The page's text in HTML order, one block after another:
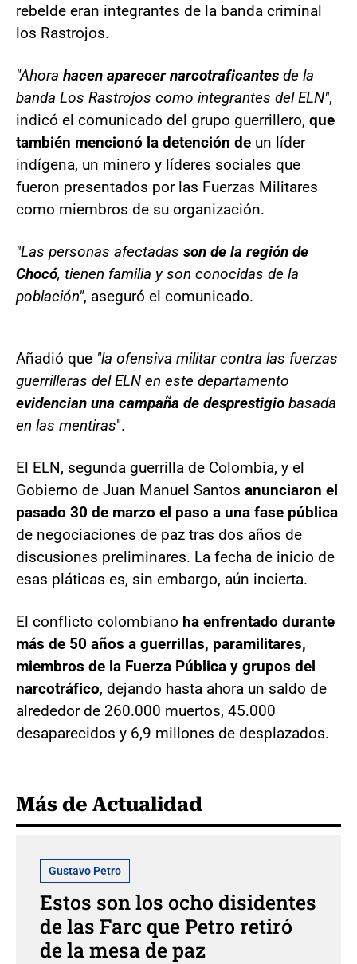
rebelde eran integrantes de la banda criminal
los Rastrojos.
"Ahora hacen aparecer narcotraficantes de la
banda Los Rastrojos como integrantes del ELN",
indicó el comunicado del grupo guerrillero, que
también mencionó la detención de un líder
indígena, un minero y líderes sociales que
fueron presentados por las Fuerzas Militares
como miembros de su organización.
"Las personas afectadas son de la región de
Chocó, tienen familia y son conocidas de la
población", aseguró el comunicado.
Añadió que "la ofensiva militar contra las fuerzas
guerrilleras del ELN en este departamento
evidencian una campaña de desprestigio basada
en las mentiras".
El ELN, segunda guerrilla de Colombia, y el
Gobierno de Juan Manuel Santos anunciaron el
pasado 30 de marzo el paso a una fase pública
de negociaciones de paz tras dos años de
discusiones preliminares. La fecha de inicio de
esas pláticas es, sin embargo, aún incierta.
El conflicto colombiano ha enfrentado durante
más de 50 años a guerrillas, paramilitares,
miembros de la Fuerza Pública y grupos del
narcotráfico, dejando hasta ahora un saldo de
alrededor de 260.000 muertos, 45.000
desaparecidos y 6,9 millones de desplazados.
Más de Actualidad
Gustavo Petro
Estos son los ocho disidentes
de las Farc que Petro retiró
de la mesa de paz